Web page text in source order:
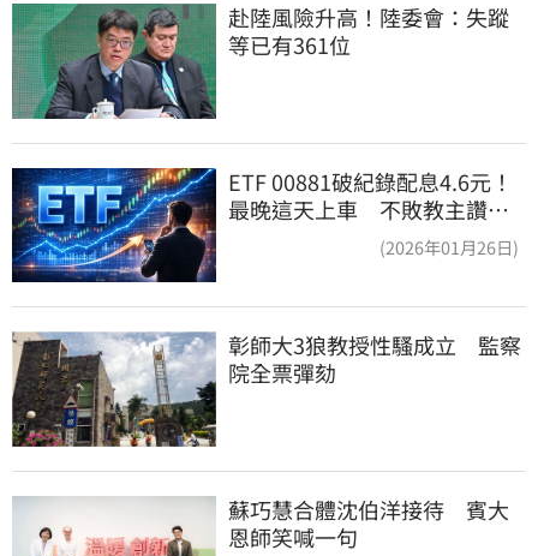
赴陸風險升高！陸委會：失蹤
等已有361位
ETF 00881破紀錄配息4.6元！
最晚這天上車 不敗教主讚：
(2026年01月26日)
彰師大3狼教授性騷成立　監察
院全票彈劾
蘇巧慧合體沈伯洋接待　賓大
恩師笑喊一句